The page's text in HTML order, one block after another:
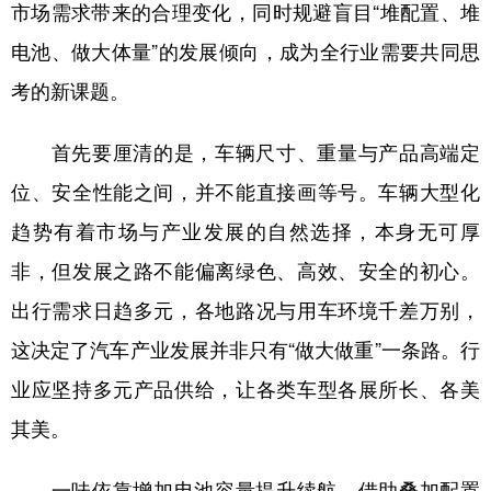
市场需求带来的合理变化，同时规避盲目“堆配置、堆
电池、做大体量”的发展倾向，成为全行业需要共同思
考的新课题。
首先要厘清的是，车辆尺寸、重量与产品高端定
位、安全性能之间，并不能直接画等号。车辆大型化
趋势有着市场与产业发展的自然选择，本身无可厚
非，但发展之路不能偏离绿色、高效、安全的初心。
出行需求日趋多元，各地路况与用车环境千差万别，
这决定了汽车产业发展并非只有“做大做重”一条路。行
业应坚持多元产品供给，让各类车型各展所长、各美
其美。